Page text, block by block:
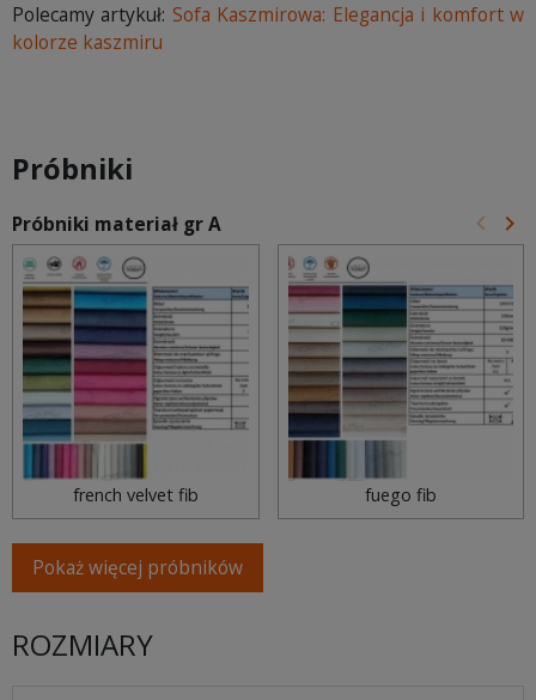
Polecamy artykuł: Sofa Kaszmirowa: Elegancja i komfort w
kolorze kaszmiru
Próbniki
Próbniki materiał gr A keyboard_arrow_left keyboard_arrow_right
french velvet fib fuego fib
Pokaż więcej próbników
ROZMIARY